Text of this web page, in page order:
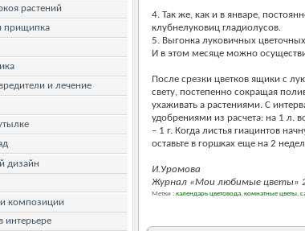
4. Так же, как и в январе,
клубнелуковиц гладиолусов.
5. Выгонка луковичных цветочных
И в этом месяце можно
После срезки цветков ящики с
свету, постепенно сокращая
ухаживать а растениями. С
удобрениями из расчета: на 1 л.
– 1 г. Когда листья гиацинтов
оставьте в горшках еще на 2
И.Уромова
Журнал «Мои любимые цветы»
Метки : календарь цветовода, комнатные цветы,
растений
прищипка
и лечение
дизайн
композиции
интерьере